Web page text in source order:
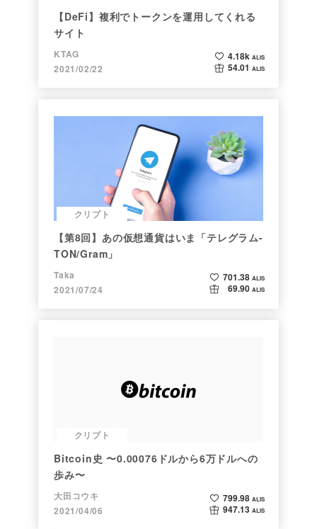
【DeFi】複利でトークンを運用してくれる
サイト
KTAG
2021/02/22
4.18k ALIS
54.01 ALIS
クリプト
【第8回】あの仮想通貨はいま「テレグラム-
TON/Gram」
Taka
2021/07/24
701.38 ALIS
69.90 ALIS
クリプト
Bitcoin史 〜0.00076ドルから6万ドルへの
歩み〜
大田コウキ
2021/04/06
799.98 ALIS
947.13 ALIS